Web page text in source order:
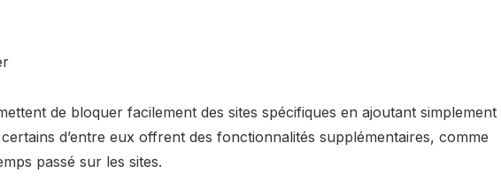
de bloquer facilement des sites spécifiques en ajoutant simplement
d’entre eux offrent des fonctionnalités supplémentaires, comme
passé sur les sites.